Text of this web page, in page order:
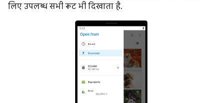
लिए उपलब्ध सभी रूट भी दिखाता है.